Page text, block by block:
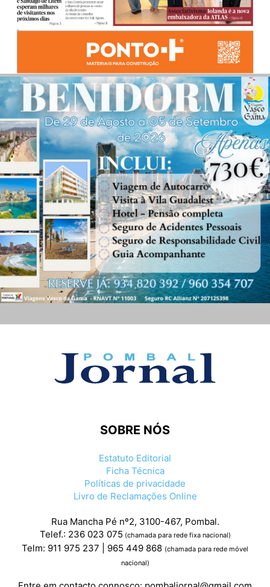
SOBRE NÓS
Estatuto Editorial
Ficha Técnica
Políticas de privacidade
Livro de Reclamações Online
Rua Mancha Pé nº2, 3100-467, Pombal.
Telef.: 236 023 075 (chamada para rede fixa nacional)
Telm: 911 975 237 | 965 449 868 (chamada para rede móvel
nacional)